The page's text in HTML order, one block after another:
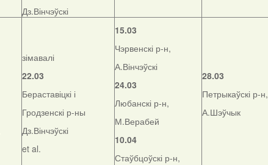
Дз.Вінчэўскі
зімавалі
22.03
Бераставіцкі і
Гродзенскі р-ны
Дз.Вінчэўскі
et al.
15.03
Чэрвенскі р-н,
А.Вінчэўскі
24.03
Любанскі р-н,
М.Верабей
10.04
Стаўбцоўскі р-н,
28.03
Петрыкаўскі р-н,
А.Шэўчык